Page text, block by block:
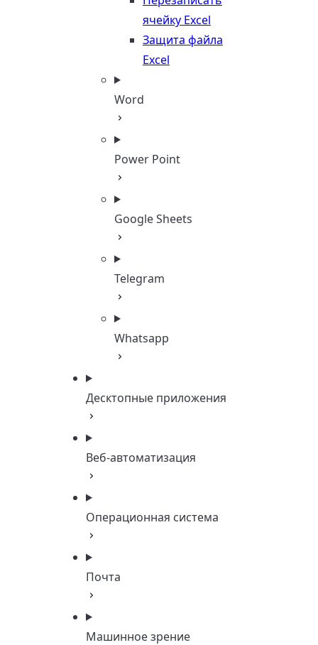
ячейку Excel
Защита файла
Excel
Word
Power Point
Google Sheets
Telegram
Whatsapp
Десктопные приложения
Веб-автоматизация
Операционная система
Почта
Машинное зрение